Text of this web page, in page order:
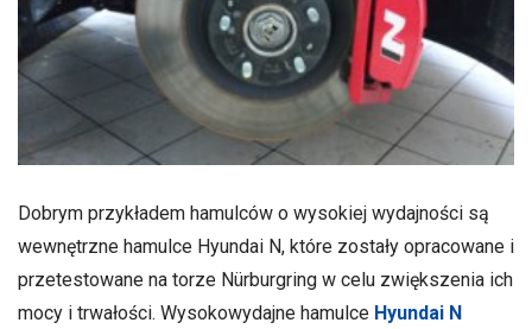
Dobrym przykładem hamulców o wysokiej wydajności są
wewnętrzne hamulce Hyundai N, które zostały opracowane i
przetestowane na torze Nürburgring w celu zwiększenia ich
mocy i trwałości. Wysokowydajne hamulce Hyundai N